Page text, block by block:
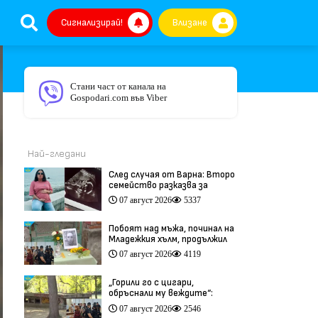
Сигнализирай! Влизане
Стани част от канала на
Gospodari.com във Viber
Най-гледани
След случая от Варна: Второ
семейство разказва за
трагедия след бременност
при същия лекар (видео)
07 август 2026 5337
Побоят над мъжа, починал на
Младежкия хълм, продължил
повече от час (видео)
07 август 2026 4119
„Горили го с цигари,
обръснали му веждите“:
Побойниците от Пловдив
остават в ареста (видео)
07 август 2026 2546